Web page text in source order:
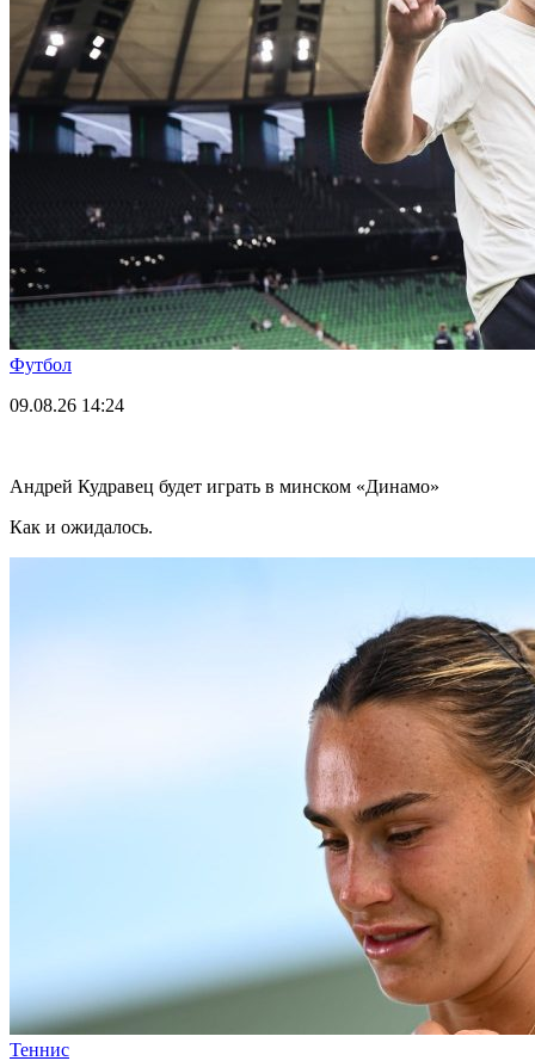
Футбол
09.08.26 14:24
Андрей Кудравец будет играть в минском «Динамо»
Как и ожидалось.
Теннис